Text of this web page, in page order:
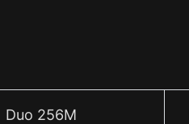
Duo 256M